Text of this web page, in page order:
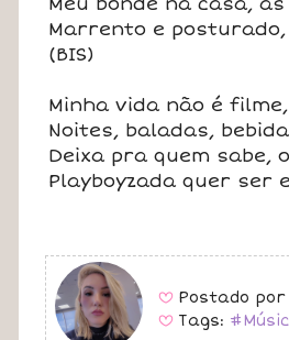
Marrento e
(BIS)
Minha vida não é
Noites, baladas,
Deixa pra quem sabe,
Playboyzada quer ser
B Postado por
B Tags: